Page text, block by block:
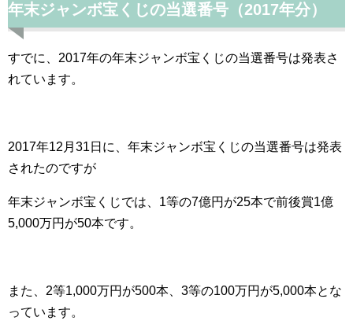
年末ジャンボ宝くじの当選番号（2017年分）
すでに、2017年の年末ジャンボ宝くじの当選番号は発表さ
れています。
2017年12月31日に、年末ジャンボ宝くじの当選番号は発表
されたのですが
年末ジャンボ宝くじでは、1等の7億円が25本で前後賞1億
5,000万円が50本です。
また、2等1,000万円が500本、3等の100万円が5,000本とな
っています。